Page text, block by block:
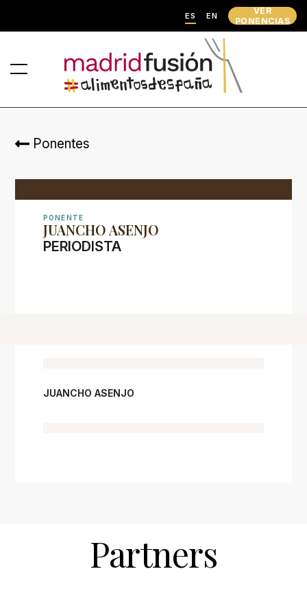
ES EN
VER
PONENCIAS
Ponentes
PONENTE
JUANCHO ASENJO
PERIODISTA
JUANCHO ASENJO
Partners